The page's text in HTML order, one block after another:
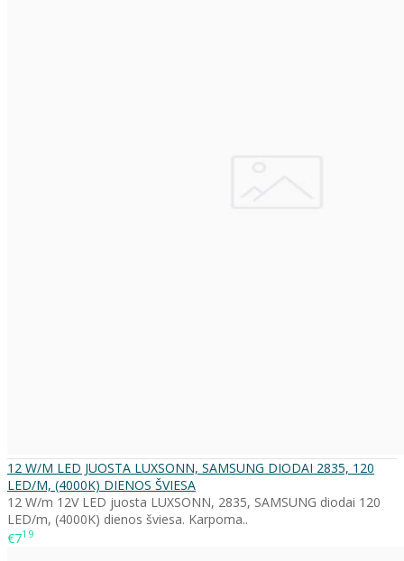
12 W/M LED JUOSTA LUXSONN, SAMSUNG DIODAI 2835, 120
LED/M, (4000K) DIENOS ŠVIESA
12 W/m 12V LED juosta LUXSONN, 2835, SAMSUNG diodai 120
LED/m, (4000K) dienos šviesa. Karpoma..
€719